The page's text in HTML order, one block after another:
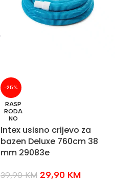
-25%
RASP
RODA
NO
Intex usisno crijevo za
bazen Deluxe 760cm 38
mm 29083e
39,90KM 29,90 KM